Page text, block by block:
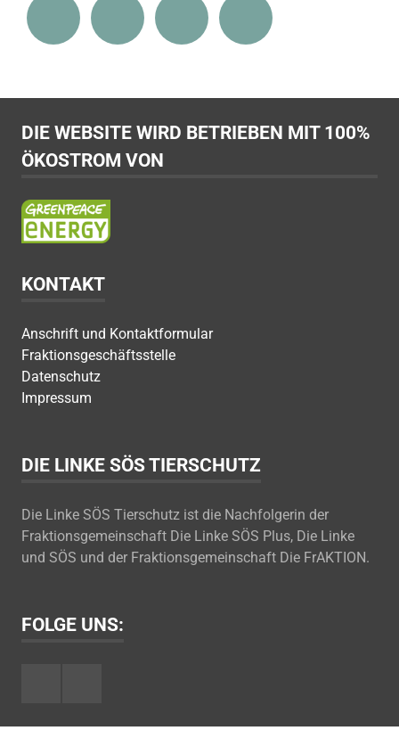
DIE WEBSITE WIRD BETRIEBEN MIT 100%
ÖKOSTROM VON
KONTAKT
Anschrift und Kontaktformular
Fraktionsgeschäftsstelle
Datenschutz
Impressum
DIE LINKE SÖS TIERSCHUTZ
Die Linke SÖS Tierschutz ist die Nachfolgerin der
Fraktionsgemeinschaft Die Linke SÖS Plus, Die Linke
und SÖS und der Fraktionsgemeinschaft Die FrAKTION.
FOLGE UNS: